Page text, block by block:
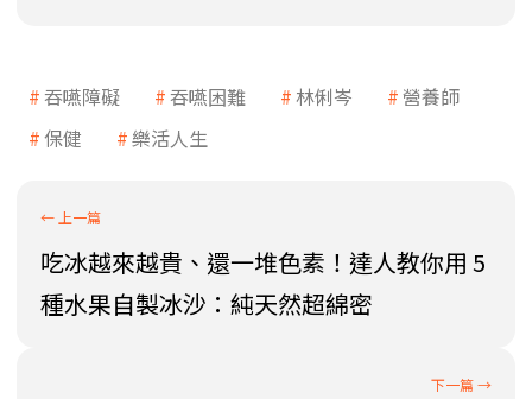
吞嚥障礙 吞嚥困難 林俐岑
營養師
保健
樂活人生
吃冰越來越貴、還一堆色素！達人教你用 5
種水果自製冰沙：純天然超綿密